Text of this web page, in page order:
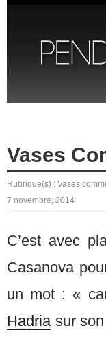
Vases
Rubrique(s) : Vases
7 novembre, 2014
C’est avec
Casanova
un mot : «
Hadria sur